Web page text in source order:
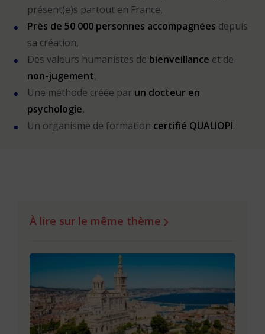
présent(e)s partout en France,
Près de 50 000 personnes accompagnées depuis
sa création,
Des valeurs humanistes de bienveillance et de
non-jugement,
Une méthode créée par un docteur en
psychologie,
Un organisme de formation certifié QUALIOPI.
À lire sur le même thème